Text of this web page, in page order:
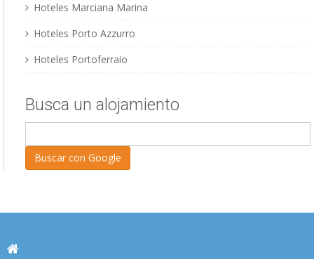
Hoteles Marciana Marina
Hoteles Porto Azzurro
Hoteles Portoferraio
Busca un alojamiento